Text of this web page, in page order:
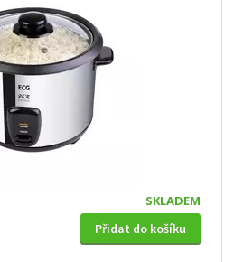
SKLADEM
Přidat do košíku